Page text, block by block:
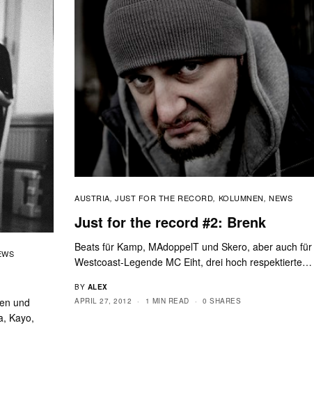
und
Kayo,
AUSTRIA, JUST FOR THE RECORD, KOLUMNEN,NEWS
Just for the record #2: Brenk
Beats für Kamp, MAdoppelT und Skero, aber auch für
Westcoast-Legende MC Eiht, drei hoch respektierte…
BY ALEX
APRIL 27, 2012
1 MIN READ 0 SHARES